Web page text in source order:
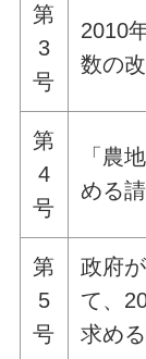
第
3
号
2010
数の
第
4
号
「農
める
第
5
号
政府
て、
求め